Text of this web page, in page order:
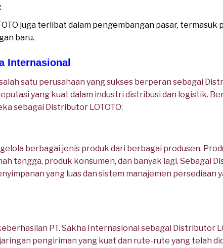
juga terlibat dalam pengembangan pasar, termasuk
baru.
Internasional
satu perusahaan yang sukses berperan sebagai
yang kuat dalam industri distribusi dan logistik.
sebagai Distributor LOTOTO:
berbagai jenis produk dari berbagai produsen.
tangga, produk konsumen, dan banyak lagi. Sebagai
yang luas dan sistem manajemen persediaan
PT. Sakha Internasional sebagai Distributor
pengiriman yang kuat dan rute-rute yang telah